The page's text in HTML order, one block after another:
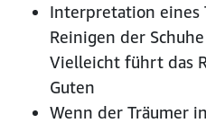
Interpretation eines
Reinigen der
Vielleicht führt das
Guten
Wenn der Träumer